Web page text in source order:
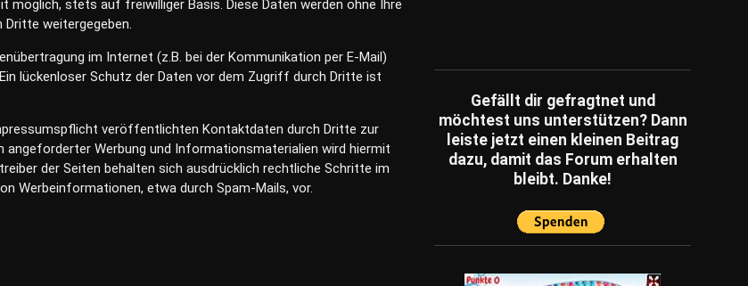
möglich, stets auf freiwilliger Basis. Diese Daten werden ohne Ihre
weitergegeben.
im Internet (z.B. bei der Kommunikation per E-Mail)
lückenloser Schutz der Daten vor dem Zugriff durch Dritte ist
veröffentlichten Kontaktdaten durch Dritte zur
angeforderter Werbung und Informationsmaterialien wird hiermit
der Seiten behalten sich ausdrücklich rechtliche Schritte im
Werbeinformationen, etwa durch Spam-Mails, vor.
Gefällt dir gefragtnet und
möchtest uns unterstützen? Dann
leiste jetzt einen kleinen Beitrag
dazu, damit das Forum erhalten
bleibt. Danke!